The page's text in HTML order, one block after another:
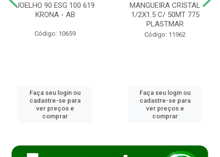
JOELHO 90 ESG 100 619
KRONA - AB
Código: 10659
Faça seu login ou
cadastre-se para
ver preços e
comprar
MANGUEIRA CRISTAL
1/2X1.5 C/ 50MT 775
PLASTMAR
Código: 11962
Faça seu login ou
cadastre-se para
ver preços e
comprar